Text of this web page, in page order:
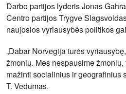
Darbo partijos lyderis Jonas
Centro partijos Trygve
naujosios vyriausybės politikos
„Dabar Norvegija turės
žmonių. Mes nespausime
mažinti socialinius ir geografinius
T. Vedumas.